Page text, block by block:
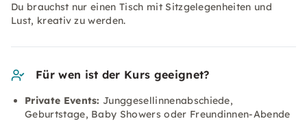
Du brauchst nur einen Tisch mit Sitzgelegenheiten und
Lust, kreativ zu werden.
Für wen ist der Kurs geeignet?
Private Events: Junggesellinnenabschiede,
Geburtstage, Baby Showers oder Freundinnen-Abende